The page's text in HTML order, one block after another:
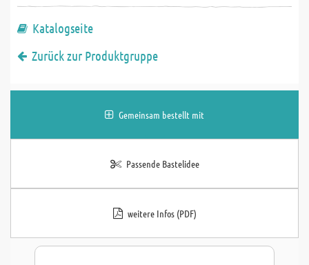
Katalogseite
Zurück zur Produktgruppe
Gemeinsam bestellt mit
Passende Bastelidee
weitere Infos (PDF)